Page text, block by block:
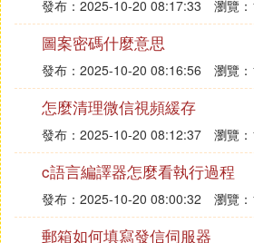
分別儲存
//#include"stdafx.h"//vc++6.0加上
#include"stdio.h"
#include"string.h"
#include"stdlib.h"
intmain(void){
for(j=i=0;i<40;i++){
sscanf(arr+i,"%s%n",a,&x);
i+=x;
發布：2025-10-20 08:17:33 瀏覽
圖案密碼什麼意思
發布：2025-10-20 08:16:56 瀏覽
怎麼清理微信視頻緩存
發布：2025-10-20 08:12:37 瀏覽
c語言編譯器怎麼看執行過程
發布：2025-10-20 08:00:32 瀏覽
郵箱如何填寫發信伺服器